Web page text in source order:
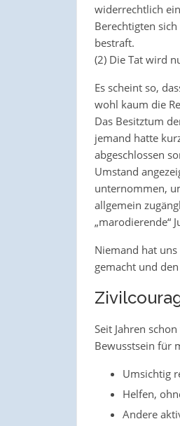
widerrechtlich
Berechtigten
bestraft.
(2) Die Tat wird
Es scheint so,
wohl kaum die
Das Besitztum
jemand hatte
abgeschlossen
Umstand
unternommen,
allgemein
„marodierende“
Niemand hat
gemacht und
Seit Jahren
Bewusstsein für
Umsichtig
Helfen,
Andere